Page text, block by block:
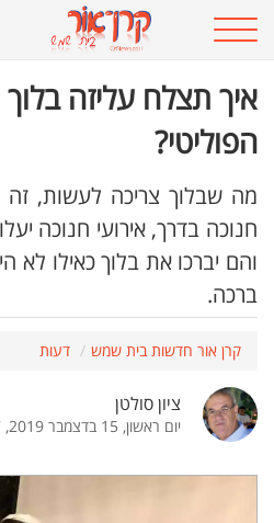
איך תצלח עליזה
הפוליטי?
מה שבלוך צריכה לעשות, זה
חנוכה בדרך, אירועי חנוכה
והם יברכו את בלוך כאילו לא
ברכה.
קרן אור חדשות בית שמש דעות
ציון סולטן
יום ראשון, 15 בדצמבר 2019, 03:47